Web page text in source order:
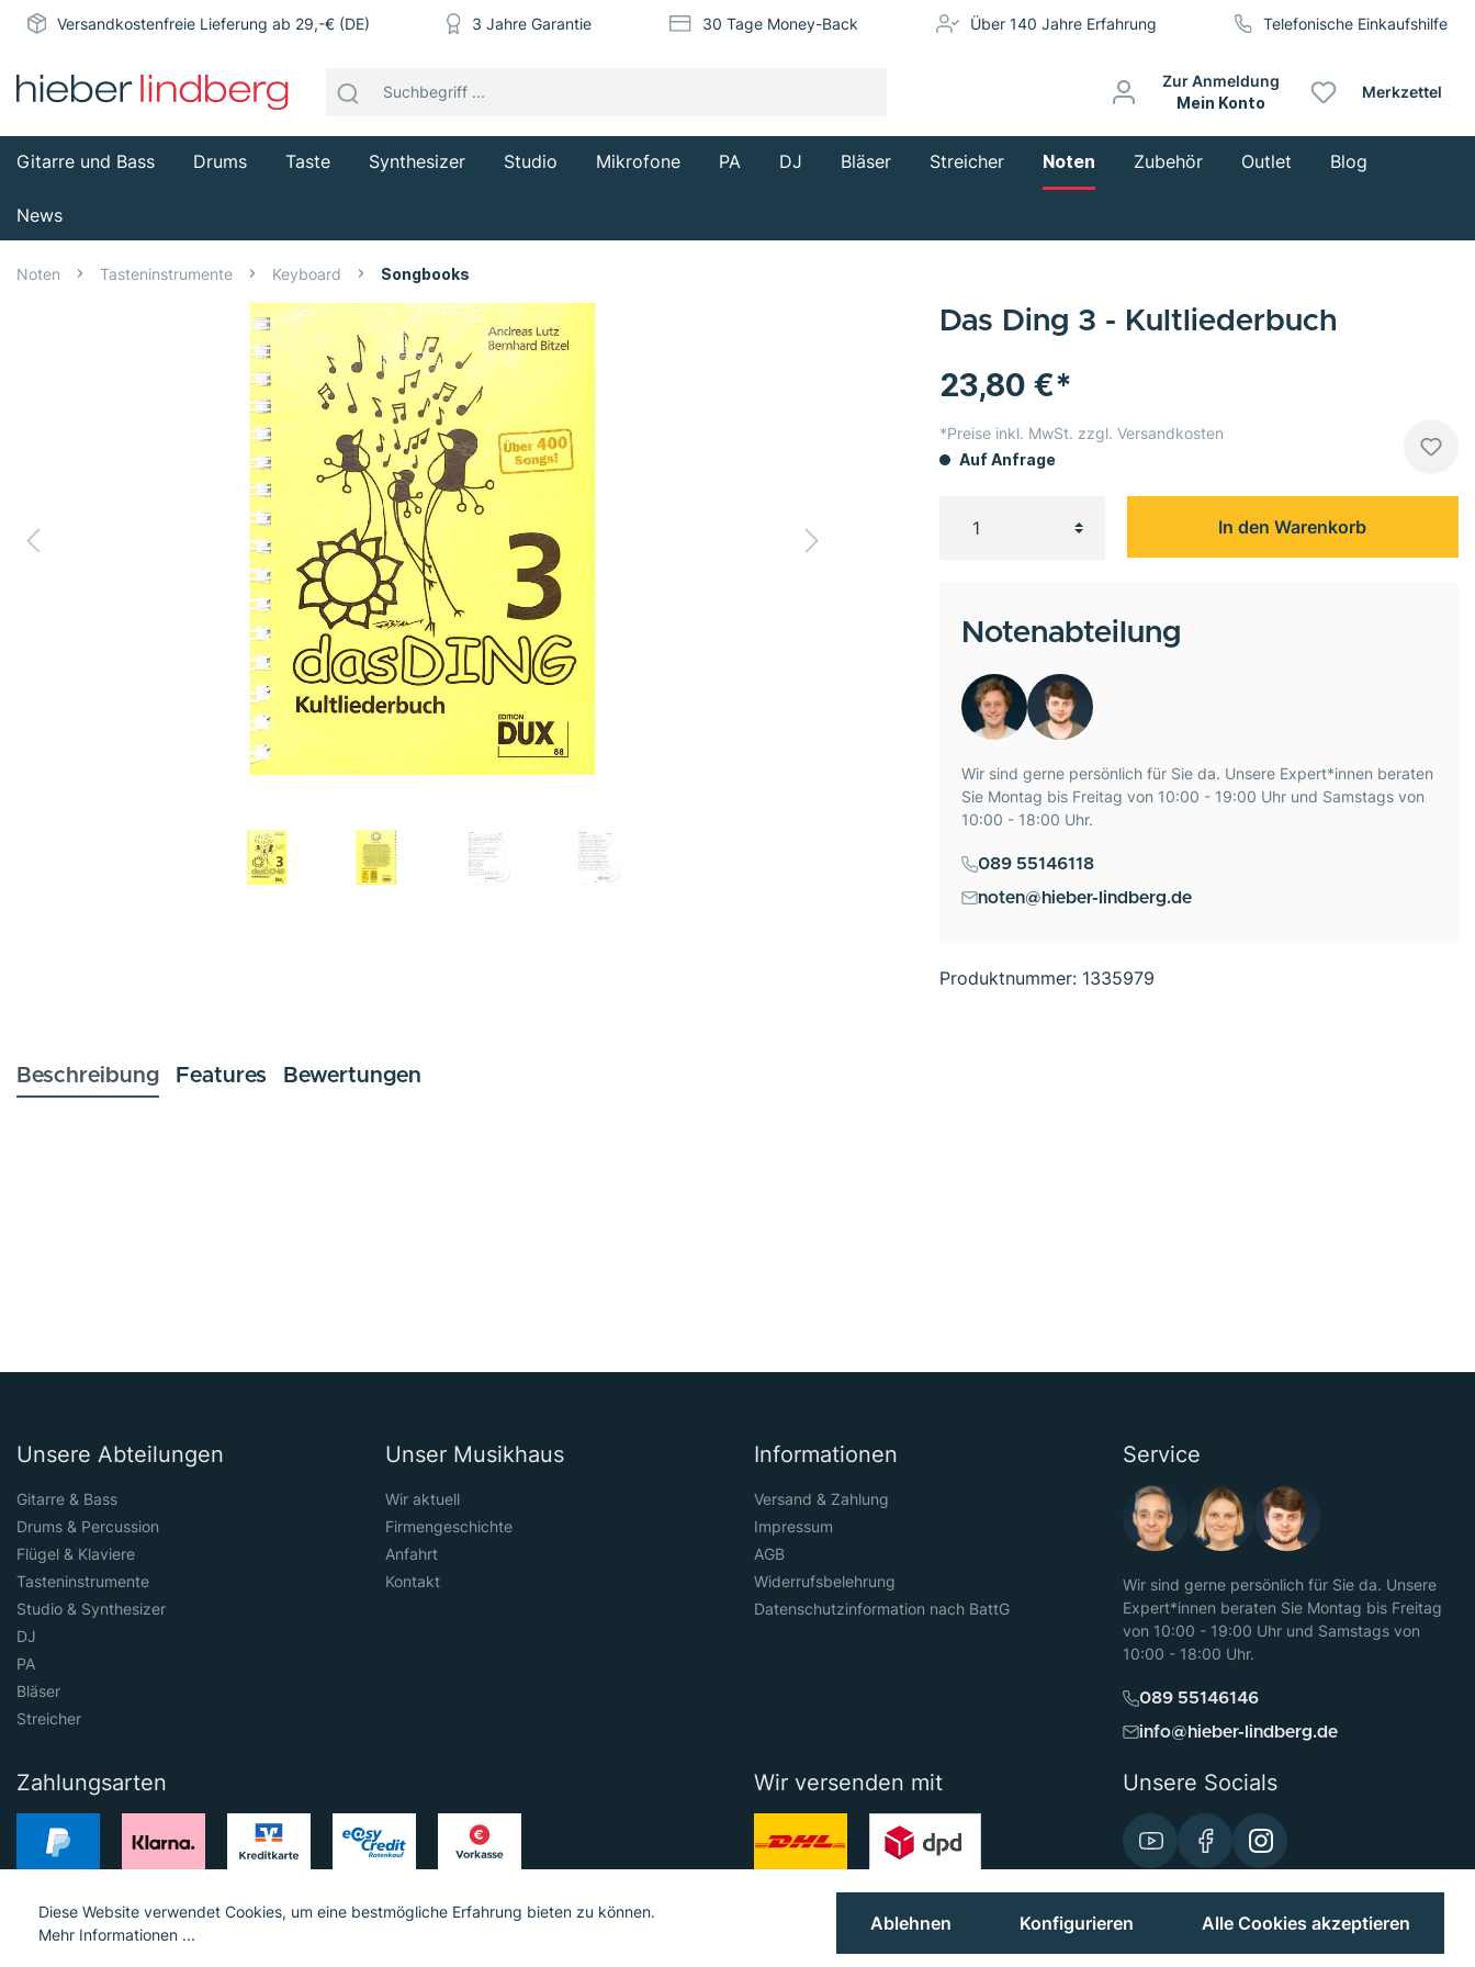
Versandkostenfreie Lieferung ab 29,-€ (DE) 3 Jahre Garantie 30 Tage Money-Back Über 140 Jahre Erfahrung Telefonische Einkaufshilfe
Zur Anmeldung
Mein Konto
Merkzettel
Gitarre und Bass Drums Taste Synthesizer Studio Mikrofone PA DJ Bläser Streicher Noten Zubehör Outlet Blog
News
Noten Tasteninstrumente Keyboard Songbooks
23,80 €*
*Preise inkl. MwSt. zzgl. Versandkosten
Auf Anfrage
In den Warenkorb
Produktnummer: 1335979
Das Ding 3 - Kultliederbuch
Notenabteilung
Wir sind gerne persönlich für Sie da. Unsere Expert*innen beraten
Sie Montag bis Freitag von 10:00 - 19:00 Uhr und Samstags von
10:00 - 18:00 Uhr.
089 55146118
noten@hieber-lindberg.de
Beschreibung Features Bewertungen
Unsere Abteilungen
Gitarre & Bass
Drums & Percussion
Flügel & Klaviere
Tasteninstrumente
Studio & Synthesizer
DJ
PA
Bläser
Streicher
Unser Musikhaus
Wir aktuell
Firmengeschichte
Anfahrt
Kontakt
Informationen
Versand & Zahlung
Impressum
AGB
Widerrufsbelehrung
Datenschutzinformation nach BattG
Service
Wir sind gerne persönlich für Sie da. Unsere
Expert*innen beraten Sie Montag bis Freitag
von 10:00 - 19:00 Uhr und Samstags von
10:00 - 18:00 Uhr.
089 55146146
info@hieber-lindberg.de
Zahlungsarten Wir versenden mit Unsere Socials
© 2023 Hieber Lindberg GmbH © 2023 MGS Loib GmbH
Diese Website verwendet Cookies, um eine bestmögliche Erfahrung bieten zu können.
Mehr Informationen ...
Ablehnen Konfigurieren Alle Cookies akzeptieren